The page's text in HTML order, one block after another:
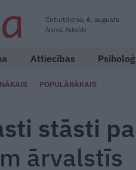
Ceturtdiena, 6. augusts
Aisma, Askolds
Attiecības
POPULĀRĀKAIS
stāsti
ārvalstīs